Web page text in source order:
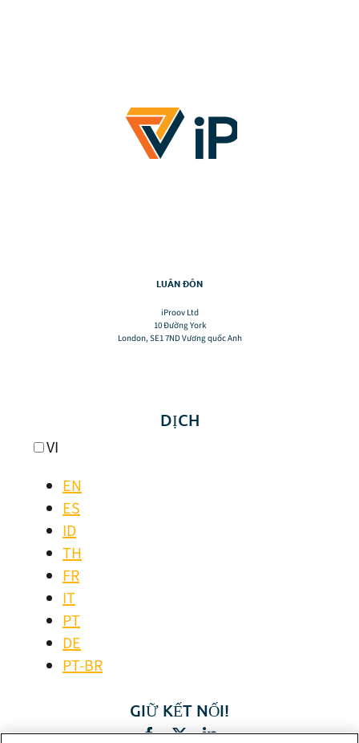
LUÂN ĐÔN
iProov Ltd
10 Đường York
London, SE1 7ND Vương quốc Anh
DỊCH
VI
EN
ES
ID
TH
FR
IT
PT
DE
PT-BR
GIỮ KẾT NỐI!